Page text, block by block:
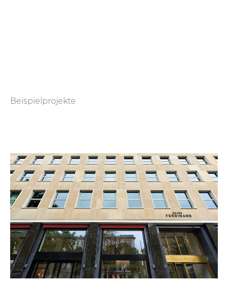
Beispielprojekte